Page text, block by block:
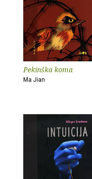
Pekinška koma
Ma Jian